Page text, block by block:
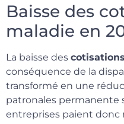
Baisse des
maladie en
La baisse des
conséquence de la
transformé en une
patronales permanente
entreprises paient donc